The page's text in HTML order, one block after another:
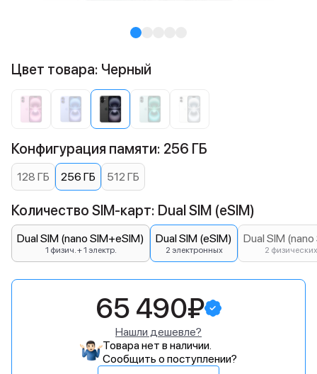
Цвет товара: Черный
Конфигурация памяти: 256 ГБ
128 ГБ 256 ГБ 512 ГБ
Количество SIM-карт: Dual SIM (eSIM)
Dual SIM (nano SIM+eSIM)
1 физич. + 1 электр.
Dual SIM (eSIM)
2 электронных
Dual SIM
2 физических
65 490₽
Нашли дешевле?
Товара нет в наличии.
Сообщить о поступлении?